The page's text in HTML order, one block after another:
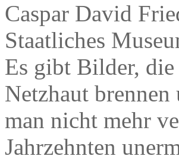
Caspar David
Staatliches
Es gibt Bilder,
Netzhaut
man nicht mehr
Jahrzehnten